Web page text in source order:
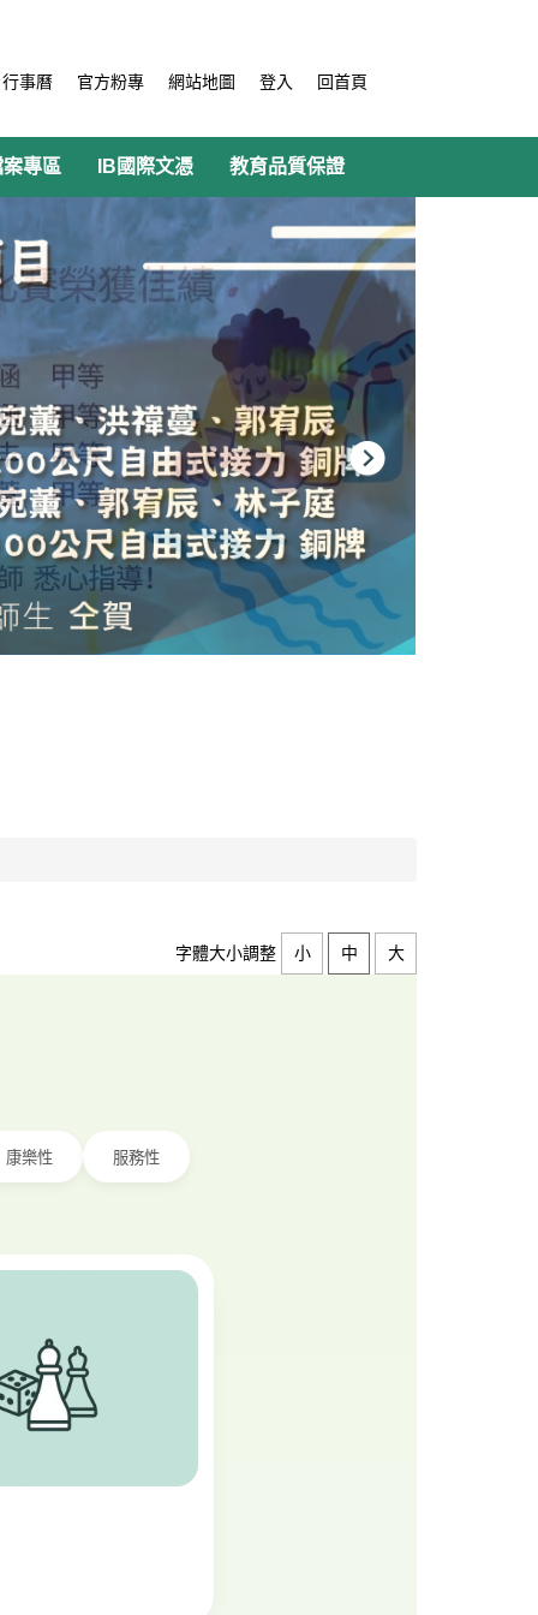
行事曆 官方粉專 網站地圖 登入 回首頁
專區 IB國際文憑 教育品質保證
字體大小調整 小 中 大
康樂性 服務性